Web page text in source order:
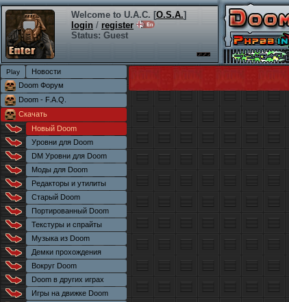
Welcome to U.A.C. [O.S.A.]
login / register
Status: Guest
Новости
Doom Форум
Doom - F.A.Q.
Скачать
Новый Doom
Уровни для Doom
DM Уровни для Doom
Моды для Doom
Редакторы и утилиты
Старый Doom
Портированный Doom
Текстуры и спрайты
Музыка из Doom
Демки прохождения
Вокруг Doom
Doom в других играх
Игры на движке Doom